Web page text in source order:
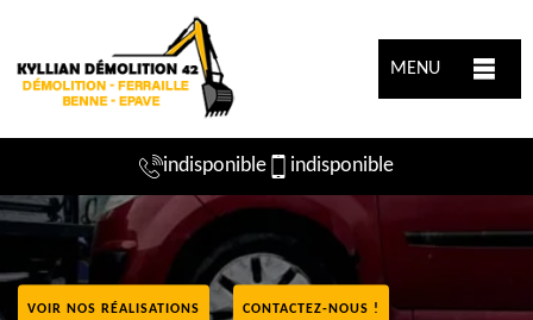
MENU
indisponible indisponible
VOIR NOS RÉALISATIONS CONTACTEZ-NOUS !